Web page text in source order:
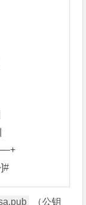
–+
]#
（公钥